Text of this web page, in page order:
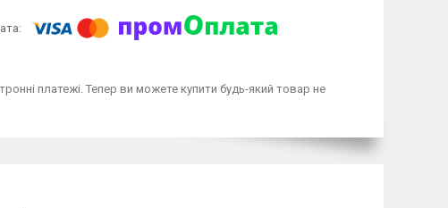
платежі. Тепер ви можете купити будь-який товар не